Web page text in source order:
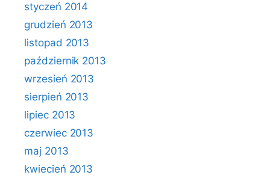
styczeń 2014
grudzień 2013
listopad 2013
październik 2013
wrzesień 2013
sierpień 2013
lipiec 2013
czerwiec 2013
maj 2013
kwiecień 2013